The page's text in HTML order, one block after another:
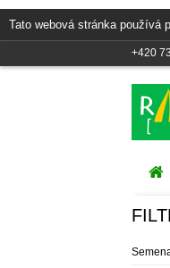
Tato webová stránka používá
+420